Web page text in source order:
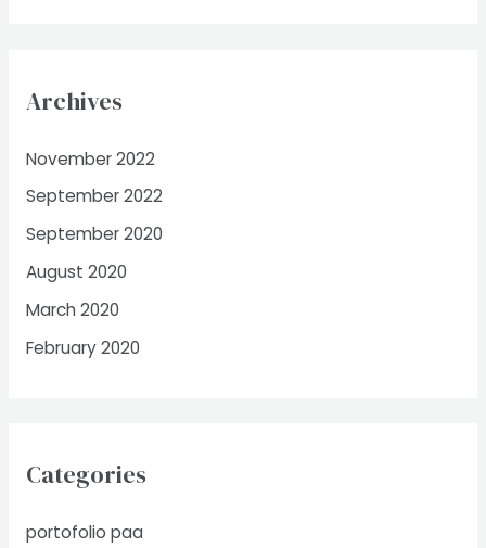
Archives
November 2022
September 2022
September 2020
August 2020
March 2020
February 2020
Categories
portofolio paa